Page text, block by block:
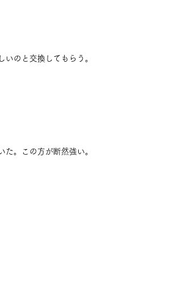
のと交換してもらう。
。この方が断然強い。